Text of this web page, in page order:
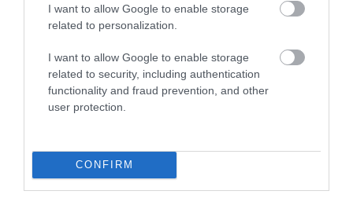
I want to allow Google to enable storage
related to personalization.
I want to allow Google to enable storage
related to security, including authentication
functionality and fraud prevention, and other
user protection.
CONFIRM
2026-08-04